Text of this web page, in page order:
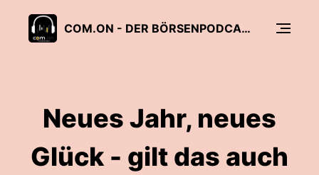
COM.ON - DER BÖRSENPODCAST
Neues Jahr, neues
Glück - gilt das auch